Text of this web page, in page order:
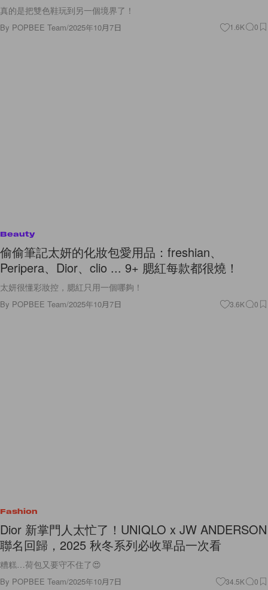
真的是把雙色鞋玩到另一個境界了！
By POPBEE Team/2025年10月7日 1.6K 0
Beauty
偷偷筆記太妍的化妝包愛用品：freshian、
Peripera、Dior、clio ... 9+ 腮紅每款都很燒！
太妍很懂彩妝控，腮紅只用一個哪夠！
By POPBEE Team/2025年10月7日 3.6K 0
Fashion
Dior 新掌門人太忙了！UNIQLO x JW ANDERSON
聯名回歸，2025 秋冬系列必收單品一次看
糟糕…荷包又要守不住了😍
By POPBEE Team/2025年10月7日 34.5K 0